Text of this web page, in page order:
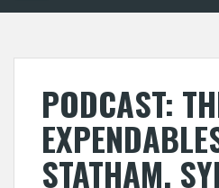
PODCAST:
STATHAM,